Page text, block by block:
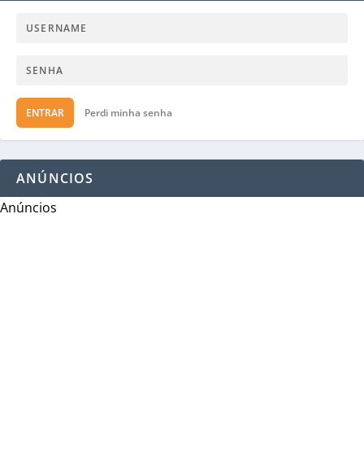
ENTRAR Perdi minha senha
ANÚNCIOS
Anúncios